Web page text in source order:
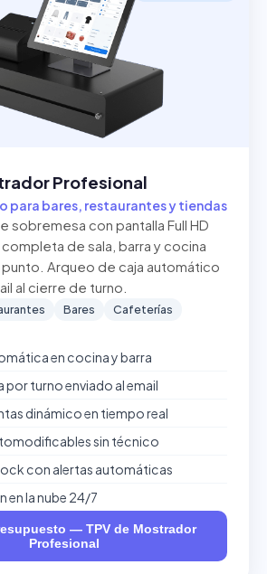
Profesional
para bares, restaurantes y tiendas
sobremesa con pantalla Full HD
de sala, barra y cocina
Arqueo de caja automático
al cierre de turno.
Bares
Cafeterías
en cocina y barra
por turno enviado al email
dinámico en tiempo real
sin técnico
con alertas automáticas
la nube 24/7
— TPV de Mostrador
Profesional